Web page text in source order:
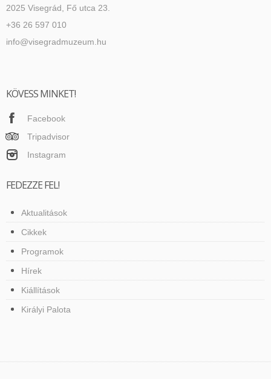
2025 Visegrád, Fő utca 23.
+36 26 597 010
info@visegradmuzeum.hu
KÖVESS MINKET!
Facebook
Tripadvisor
Instagram
FEDEZZE FEL!
Aktualitások
Cikkek
Programok
Hírek
Kiállítások
Királyi Palota